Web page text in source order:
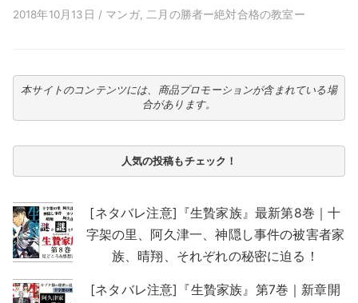
2018年10月13日 / マンガ, 二月の勝者ー絶対合格の教室ー
本サイトのコンテンツには、商品プロモーションが含まれている場
合があります。
人気の投稿もチェック！
[ネタバレ注意]『生贄家族』最新第8巻｜十
字架の里、阿久津一、神隠し事件の被害者家
族、晴翔、それぞれの秘密に迫る！
[ネタバレ注意]『生贄家族』第7巻｜新章開